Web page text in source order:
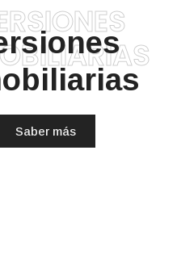
Saber más